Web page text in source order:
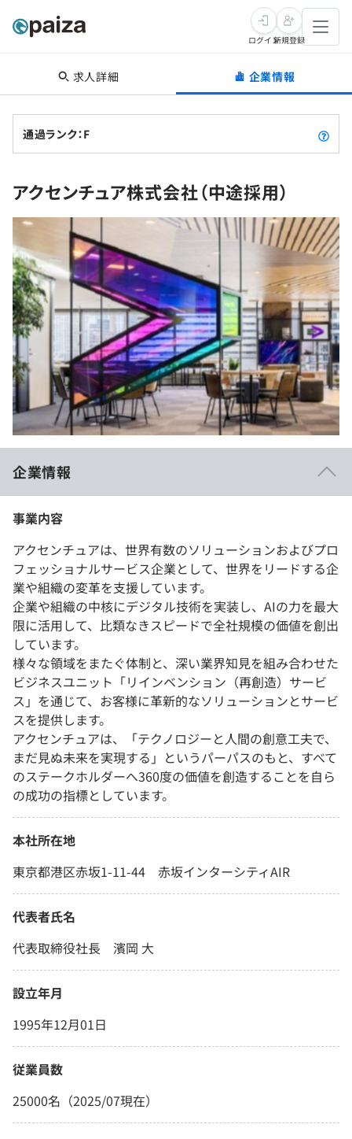
転職・キャリア
転職成功ガイド
転職エージェント
インタビュー
転職成功ガイド
新卒就活
求人検索
本選考
インターン
新卒エージェント
イベント・セミナー
インタビュー
学習
問題集
4択課題
ナレッジ
リファレンス
プラン
個人向けプラン
法人向けプラン
学校向けプラン
契約内容・クーポン
スキルチェック
プログラミング言語
SQL
評価結果一覧
再チャレンジ結果一覧
ゲーム・マンガ
メディア
Tech Team Journal
paiza times
note
paizaとは？
ログイン新規登録
求人詳細 企業情報
通過ランク：F
アクセンチュア株式会社（中途採用）
企業情報
事業内容
アクセンチュアは、世界有数のソリューションおよびプロ
フェッショナルサービス企業として、世界をリードする企
業や組織の変革を支援しています。
企業や組織の中核にデジタル技術を実装し、AIの力を最大
限に活用して、比類なきスピードで全社規模の価値を創出
しています。
様々な領域をまたぐ体制と、深い業界知見を組み合わせた
ビジネスユニット「リインベンション（再創造）サービ
ス」を通じて、お客様に革新的なソリューションとサービ
スを提供します。
アクセンチュアは、「テクノロジーと人間の創意工夫で、
まだ見ぬ未来を実現する」というパーパスのもと、すべて
のステークホルダーへ360度の価値を創造することを自ら
の成功の指標としています。
本社所在地
東京都港区赤坂1-11-44 赤坂インターシティAIR
代表者氏名
代表取締役社長 濱岡 大
設立年月
1995年12月01日
従業員数
25000名（2025/07現在）